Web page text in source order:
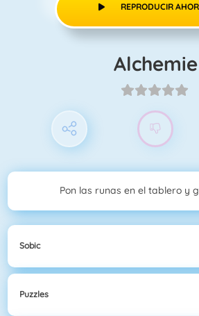
REPRODUCIR
Alchemie
Pon las runas en el tablero y
Sobic
Puzzles